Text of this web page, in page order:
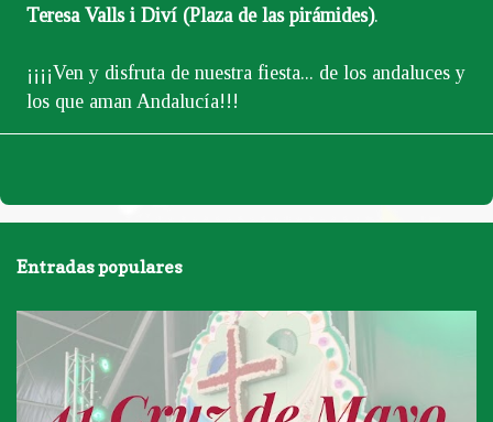
Teresa Valls i Diví (Plaza de las pirámides).
¡¡¡¡Ven y disfruta de nuestra fiesta... de los andaluces y
los que aman Andalucía!!!
Entradas populares